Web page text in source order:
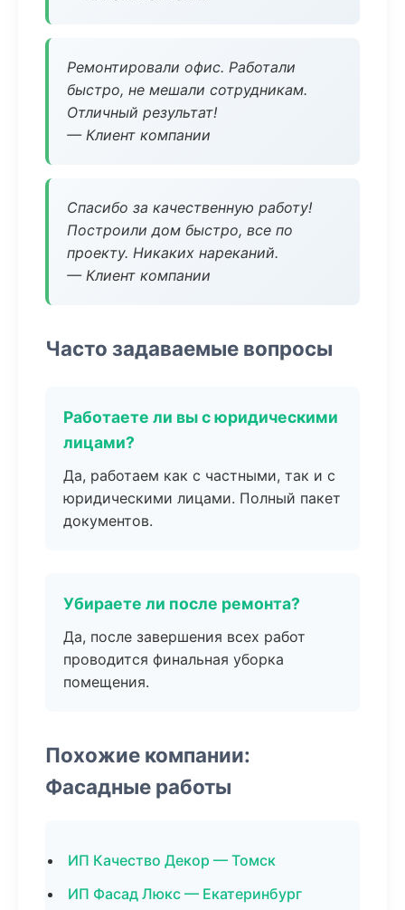
Ремонтировали офис. Работали
быстро, не мешали сотрудникам.
Отличный результат!
— Клиент компании
Спасибо за качественную работу!
Построили дом быстро, все по
проекту. Никаких нареканий.
— Клиент компании
Часто задаваемые вопросы
Работаете ли вы с юридическими
лицами?
Да, работаем как с частными, так и с
юридическими лицами. Полный пакет
документов.
Убираете ли после ремонта?
Да, после завершения всех работ
проводится финальная уборка
помещения.
Похожие компании:
Фасадные работы
ИП Качество Декор — Томск
ИП Фасад Люкс — Екатеринбург